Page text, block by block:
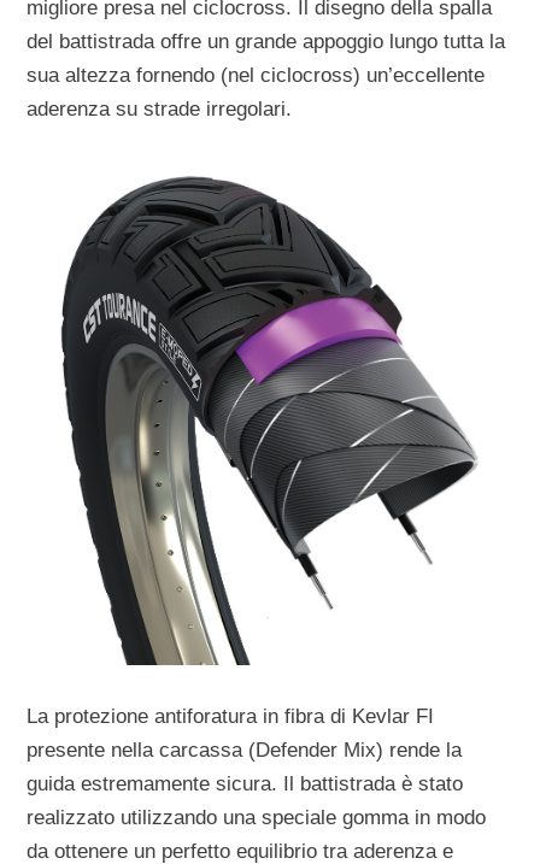
migliore presa nel ciclocross. Il disegno della spalla
del battistrada offre un grande appoggio lungo tutta la
sua altezza fornendo (nel ciclocross) un’eccellente
aderenza su strade irregolari.
La protezione antiforatura in fibra di Kevlar FI
presente nella carcassa (Defender Mix) rende la
guida estremamente sicura. Il battistrada è stato
realizzato utilizzando una speciale gomma in modo
da ottenere un perfetto equilibrio tra aderenza e